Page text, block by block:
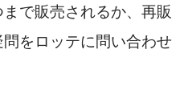
で販売されるか、再販
をロッテに問い合わせ